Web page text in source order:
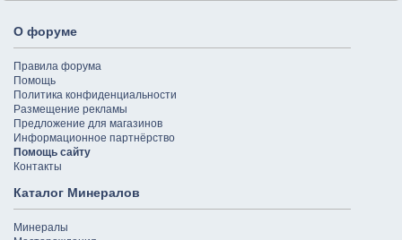
О форуме
Правила форума
Помощь
Политика конфиденциальности
Размещение рекламы
Предложение для магазинов
Информационное партнёрство
Помощь сайту
Контакты
Каталог Минералов
Минералы